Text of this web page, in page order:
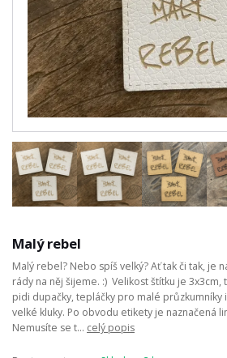
Malý rebel
Malý rebel? Nebo spíš velký? Ať tak či tak, je
rády na něj šijeme. :) Velikost štítku je 3x3cm,
pidi dupačky, tepláčky pro malé
velké kluky. Po obvodu etikety je naznačená
Nemusíte se t... celý popis